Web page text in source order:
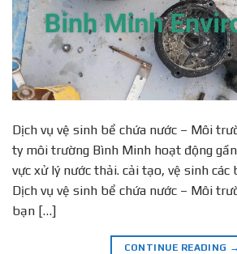
Dịch vụ vệ sinh bể chứa nước – Môi
ty môi trường Bình Minh hoạt động
vực xử lý nước thải. cải tạo, vệ sinh các
Dịch vụ vệ sinh bể chứa nước – Môi
bạn […]
CONTINUE READING →